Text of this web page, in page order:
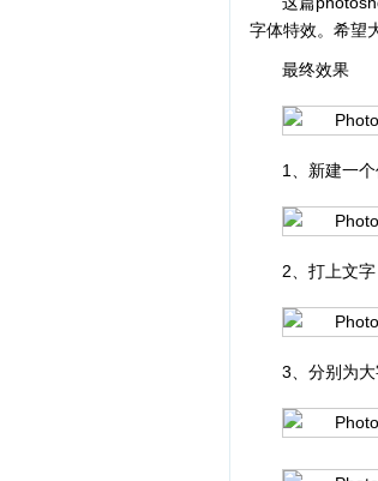
字体特效。希望
最终效果
1、新建一
2、打上文
3、分别为大